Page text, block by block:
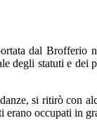
dal Brofferio
degli statuti e
si ritirò con
erano occupati in